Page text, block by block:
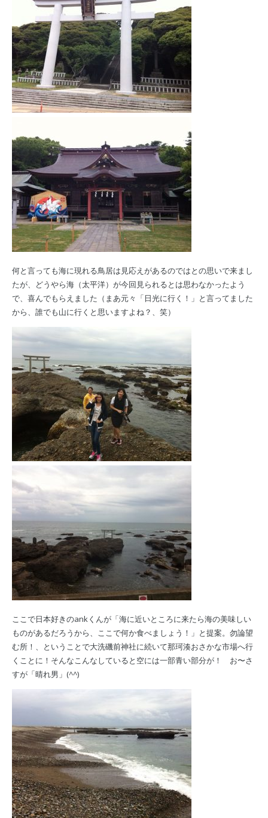
何と言っても海に現れる鳥居は見応えがあるのではとの思いで来まし
たが、どうやら海（太平洋）が今回見られるとは思わなかったよう
で、喜んでもらえました（まあ元々「日光に行く！」と言ってました
から、誰でも山に行くと思いますよね？、笑）
ここで日本好きのankくんが「海に近いところに来たら海の美味しい
ものがあるだろうから、ここで何か食べましょう！」と提案。勿論望
む所！、ということで大洗磯前神社に続いて那珂湊おさかな市場へ行
くことに！そんなこんなしていると空には一部青い部分が！ お〜さ
すが「晴れ男」(^^)